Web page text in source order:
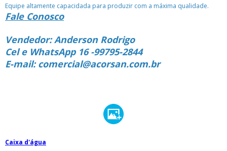
Equipe altamente capacidada para produzir com a máxima qualidade.
Fale Conosco
Vendedor: Anderson Rodrigo
Cel e WhatsApp 16 -99795-2844
E-mail: comercial@acorsan.com.br
Caixa d'água